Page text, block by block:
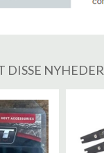
DISSE NYHEDER